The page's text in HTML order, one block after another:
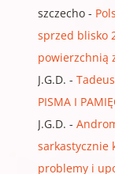
szczecho-
sprzed blisko
powierzchnią
J.G.D. -
PISMA I
J.G.D. -
sarkastycznie
problemy i